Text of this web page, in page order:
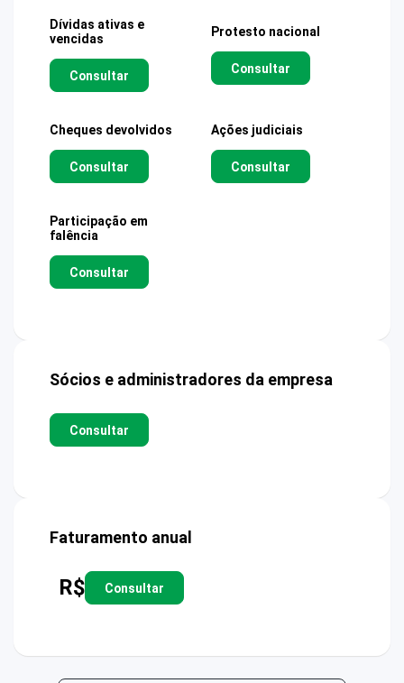
Dívidas ativas e
vencidas
Consultar
Protesto nacional
Consultar
Cheques devolvidos
Consultar
Ações judiciais
Consultar
Participação em
falência
Consultar
Sócios e administradores da empresa
Consultar
Faturamento anual
R$ Consultar